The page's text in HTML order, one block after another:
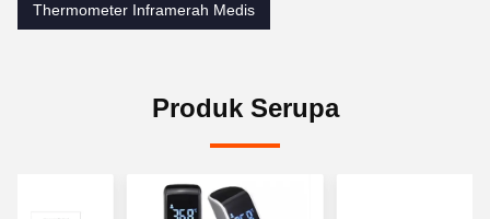
Thermometer Inframerah Medis
Produk Serupa